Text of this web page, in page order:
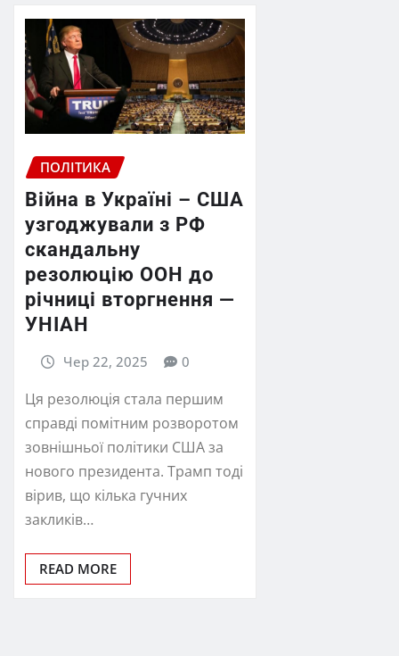
ПОЛІТИКА
Війна в Україні – США
узгоджували з РФ
скандальну
резолюцію ООН до
річниці вторгнення —
УНІАН
Чер 22, 2025 0
Ця резолюція стала першим
справді помітним розворотом
зовнішньої політики США за
нового президента. Трамп тоді
вірив, що кілька гучних
закликів…
READ MORE